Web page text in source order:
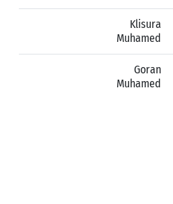
Klisura
Muhamed
Goran
Muhamed